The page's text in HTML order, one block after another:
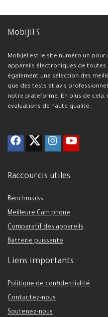
Mobijil ؟
Mobijel est le site numéro un
appareils électroniques de
également une sélection des
que des tests et avis
notre plateforme. En plus de cela,
évaluations de haute qualité.
Raccourcis utiles
Benchmarks
Meilleure Cam phone
Comparatif des appareils
Batterie puissante
Liens importants
Politique de confidentialité
Contactez-nous
Soutenez-nous